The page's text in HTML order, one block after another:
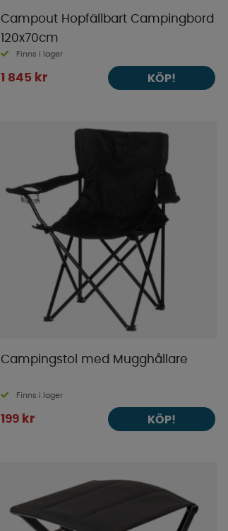
Campout Hopfällbart Campingbord
120x70cm
Finns i lager
1 845 kr KÖP!
Campingstol med Mugghållare
Finns i lager
199 kr KÖP!